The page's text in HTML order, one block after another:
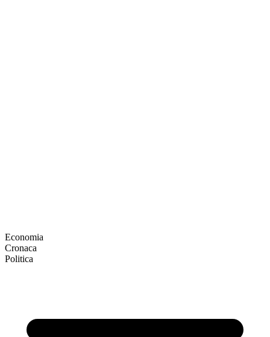
Economia
Cronaca
Politica